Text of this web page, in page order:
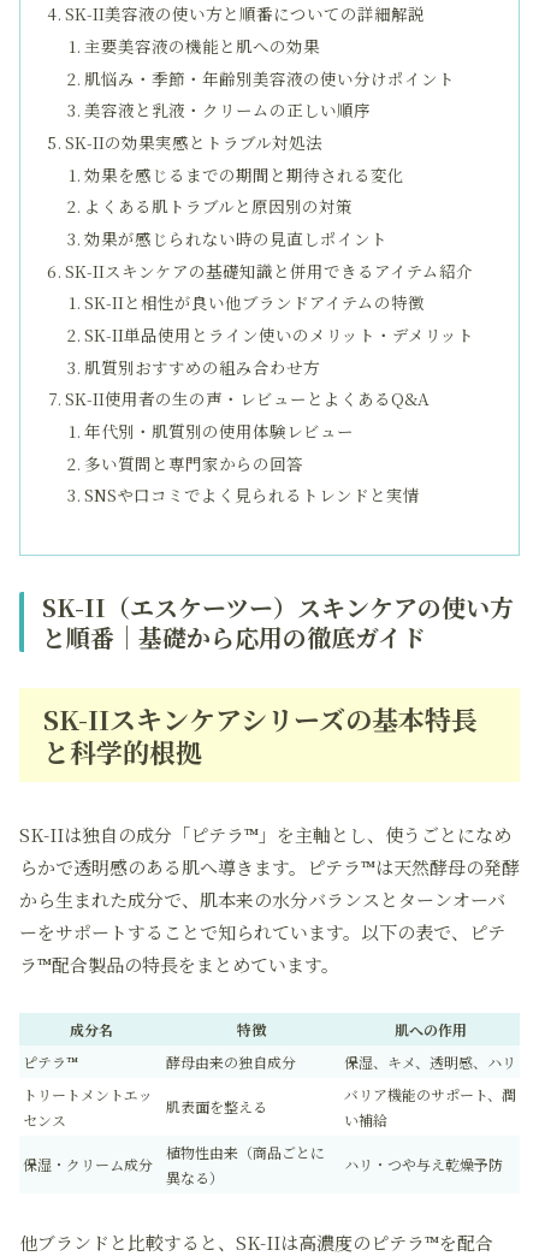
SK-II美容液の使い方と順番についての詳細解説
主要美容液の機能と肌への効果
肌悩み・季節・年齢別美容液の使い分けポイント
美容液と乳液・クリームの正しい順序
SK-IIの効果実感とトラブル対処法
効果を感じるまでの期間と期待される変化
よくある肌トラブルと原因別の対策
効果が感じられない時の見直しポイント
SK-IIスキンケアの基礎知識と併用できるアイテム紹介
SK-IIと相性が良い他ブランドアイテムの特徴
SK-II単品使用とライン使いのメリット・デメリット
肌質別おすすめの組み合わせ方
SK-II使用者の生の声・レビューとよくあるQ&A
年代別・肌質別の使用体験レビュー
多い質問と専門家からの回答
SNSや口コミでよく見られるトレンドと実情
SK-II（エスケーツー）スキンケアの使い方
と順番｜基礎から応用の徹底ガイド
SK-IIスキンケアシリーズの基本特長
と科学的根拠
SK-IIは独自の成分「ピテラ™」を主軸とし、使うごとになめ
らかで透明感のある肌へ導きます。ピテラ™は天然酵母の発酵
から生まれた成分で、肌本来の水分バランスとターンオーバ
ーをサポートすることで知られています。以下の表で、ピテ
ラ™配合製品の特長をまとめています。
成分名 特徴
肌への作用
ピテラ™
酵母由来の独自成分
保湿、キメ、透明感、ハリ
トリートメントエッ
センス
肌表面を整える
バリア機能のサポート、潤
い補給
保湿・クリーム成分
植物性由来（商品ごとに
異なる）
ハリ・つや与え乾燥予防
他ブランドと比較すると、SK-IIは高濃度のピテラ™を配合